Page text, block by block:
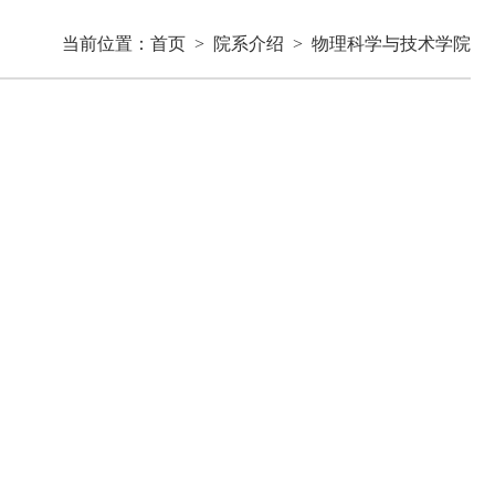
当前位置： 首页 > 院系介绍 > 物理科学与技术学院